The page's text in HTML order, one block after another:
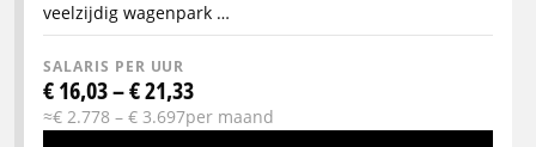
veelzijdig wagenpark …
SALARIS PER UUR
€ 16,03 – € 21,33
≈€ 2.778 – € 3.697per maand